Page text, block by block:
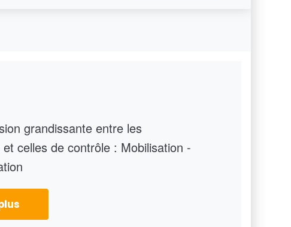
grandissante entre les
et celles de contrôle : Mobilisation -